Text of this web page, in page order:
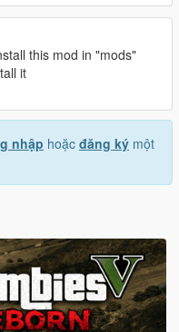
this mod in "mods"
it
nhập hoặc đăng ký một